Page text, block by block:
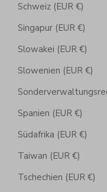
Schweiz (EUR €)
Singapur (EUR €)
Slowakei (EUR €)
Slowenien (EUR €)
Spanien (EUR €)
Südafrika (EUR €)
Taiwan (EUR €)
Tschechien (EUR €)